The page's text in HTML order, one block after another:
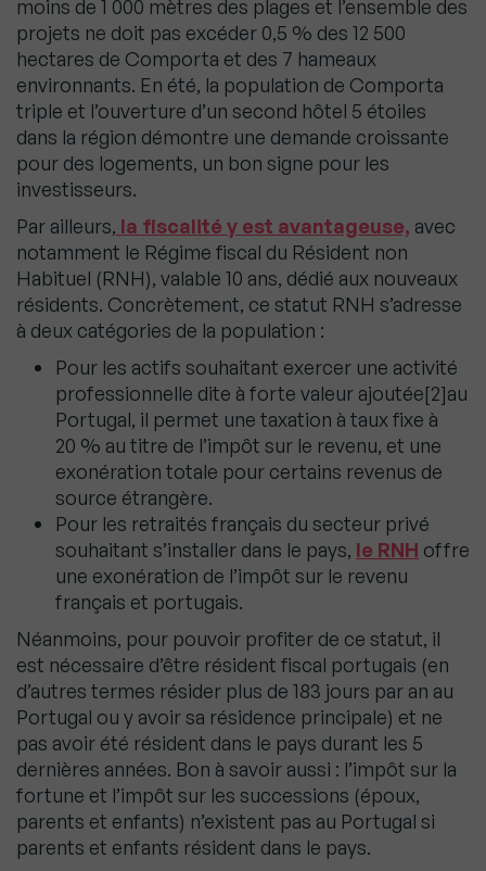
moins de 1 000 mètres des plages et l’ensemble des
projets ne doit pas excéder 0,5 % des 12 500
hectares de Comporta et des 7 hameaux
environnants. En été, la population de Comporta
triple et l’ouverture d’un second hôtel 5 étoiles
dans la région démontre une demande croissante
pour des logements, un bon signe pour les
investisseurs.
Par ailleurs, la fiscalité y est avantageuse, avec
notamment le Régime fiscal du Résident non
Habituel (RNH), valable 10 ans, dédié aux nouveaux
résidents. Concrètement, ce statut RNH s’adresse
à deux catégories de la population :
Pour les actifs souhaitant exercer une activité
professionnelle dite à forte valeur ajoutée[2]au
Portugal, il permet une taxation à taux fixe à
20 % au titre de l’impôt sur le revenu, et une
exonération totale pour certains revenus de
source étrangère.
Pour les retraités français du secteur privé
souhaitant s’installer dans le pays, le RNH offre
une exonération de l’impôt sur le revenu
français et portugais.
Néanmoins, pour pouvoir profiter de ce statut, il
est nécessaire d’être résident fiscal portugais (en
d’autres termes résider plus de 183 jours par an au
Portugal ou y avoir sa résidence principale) et ne
pas avoir été résident dans le pays durant les 5
dernières années. Bon à savoir aussi : l’impôt sur la
fortune et l’impôt sur les successions (époux,
parents et enfants) n’existent pas au Portugal si
parents et enfants résident dans le pays.